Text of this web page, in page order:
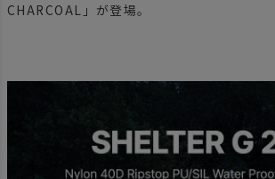
CHARCOAL」が登場。